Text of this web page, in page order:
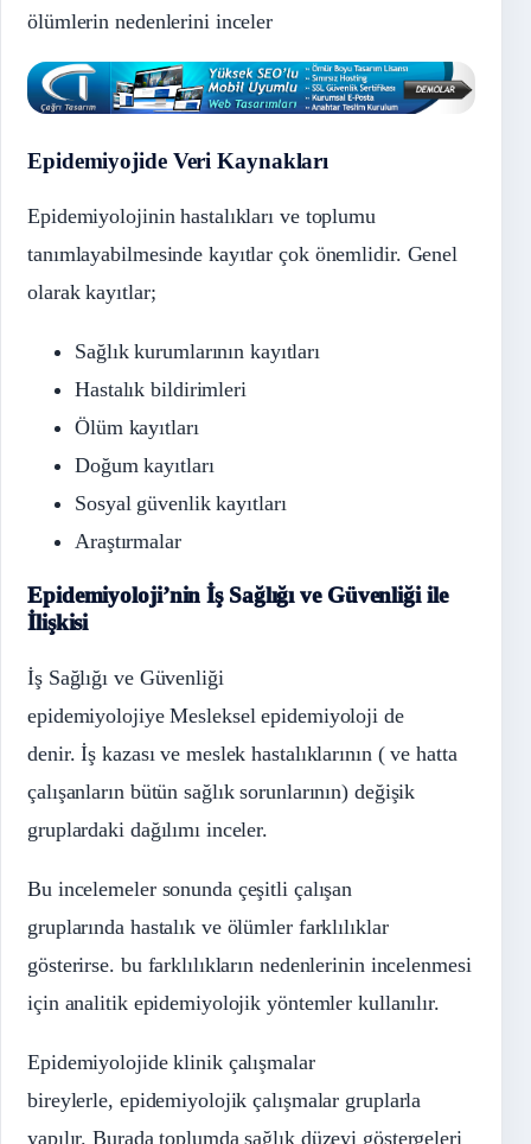
ölümlerin nedenlerini inceler
EpidemiyojideVeri Kaynakları
Epidemiyolojinin hastalıkları ve toplumu
tanımlayabilmesinde kayıtlar çok önemlidir. Genel
olarak kayıtlar;
Sağlık kurumlarının kayıtları
Hastalık bildirimleri
Ölüm kayıtları
Doğum kayıtları
Sosyal güvenlik kayıtları
Araştırmalar
Epidemiyoloji’ninİş Sağlığı ve Güvenliği ile
İlişkisi
İş Sağlığı ve Güvenliği
epidemiyolojiye Mesleksel epidemiyoloji de
denir. İş kazası ve meslek hastalıklarının ( ve hatta
çalışanların bütün sağlık sorunlarının) değişik
gruplardaki dağılımı inceler.
Bu incelemeler sonunda çeşitli çalışan
gruplarında hastalık ve ölümler farklılıklar
gösterirse. bu farklılıkların nedenlerinin incelenmesi
için analitik epidemiyolojik yöntemler kullanılır.
Epidemiyolojide klinik çalışmalar
bireylerle, epidemiyolojik çalışmalar gruplarla
yapılır. Burada toplumda sağlık düzeyi göstergeleri